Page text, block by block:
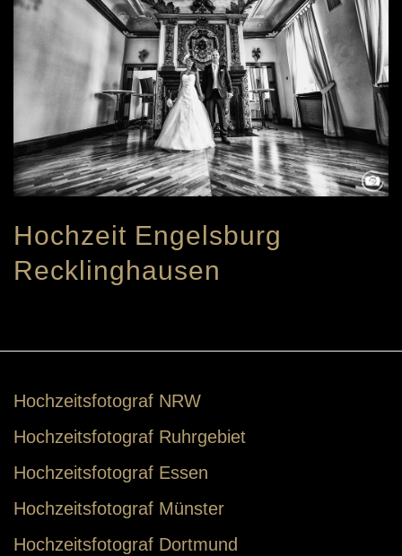
Hochzeit Engelsburg
Recklinghausen
Hochzeitsfotograf NRW
Hochzeitsfotograf Ruhrgebiet
Hochzeitsfotograf Essen
Hochzeitsfotograf Münster
Hochzeitsfotograf Dortmund